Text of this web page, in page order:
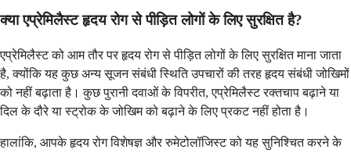
क्या एप्रेमिलैस्ट हृदय रोग से पीड़ित लोगों के लिए सुरक्षित है?
एप्रेमिलैस्ट को आम तौर पर हृदय रोग से पीड़ित लोगों के लिए सुरक्षित माना जाता
है, क्योंकि यह कुछ अन्य सूजन संबंधी स्थिति उपचारों की तरह हृदय संबंधी जोखिमों
को नहीं बढ़ाता है। कुछ पुरानी दवाओं के विपरीत, एप्रेमिलैस्ट रक्तचाप बढ़ाने या
दिल के दौरे या स्ट्रोक के जोखिम को बढ़ाने के लिए प्रकट नहीं होता है।
हालांकि, आपके हृदय रोग विशेषज्ञ और रुमेटोलॉजिस्ट को यह सुनिश्चित करने के